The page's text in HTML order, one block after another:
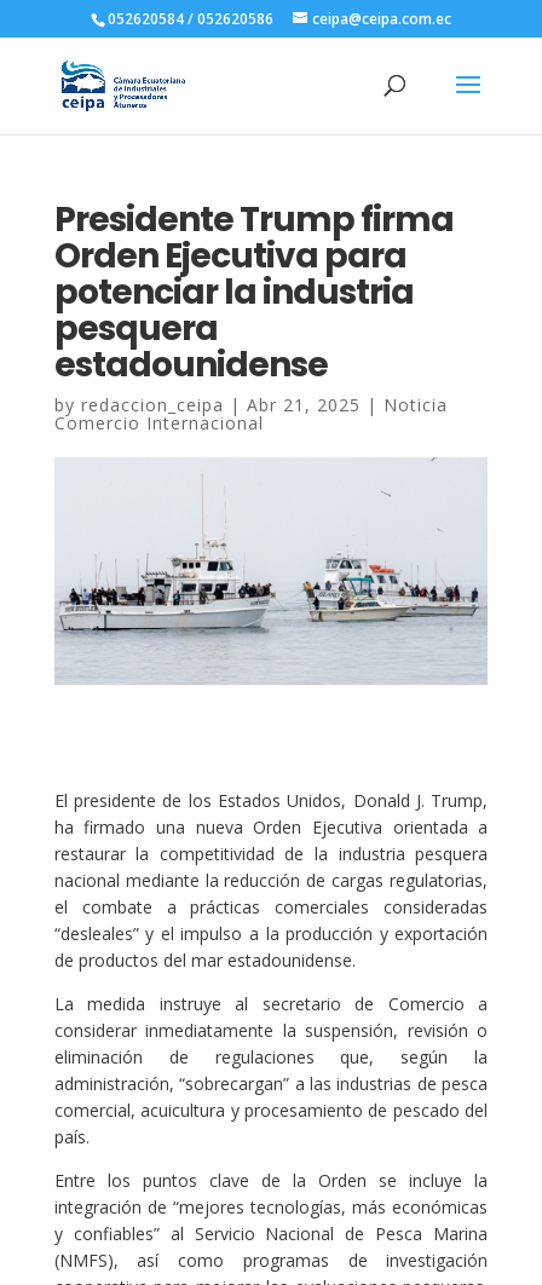
052620584 / 052620586 ceipa@ceipa.com.ec
Presidente Trump firma
Orden Ejecutiva para
potenciar la industria
pesquera
estadounidense
by redaccion_ceipa | Abr 21, 2025 | Noticia
Comercio Internacional
El presidente de los Estados Unidos, Donald J. Trump,
ha firmado una nueva Orden Ejecutiva orientada a
restaurar la competitividad de la industria pesquera
nacional mediante la reducción de cargas regulatorias,
el combate a prácticas comerciales consideradas
“desleales” y el impulso a la producción y exportación
de productos del mar estadounidense.
La medida instruye al secretario de Comercio a
considerar inmediatamente la suspensión, revisión o
eliminación de regulaciones que, según la
administración, “sobrecargan” a las industrias de pesca
comercial, acuicultura y procesamiento de pescado del
país.
Entre los puntos clave de la Orden se incluye la
integración de “mejores tecnologías, más económicas
y confiables” al Servicio Nacional de Pesca Marina
(NMFS), así como programas de investigación